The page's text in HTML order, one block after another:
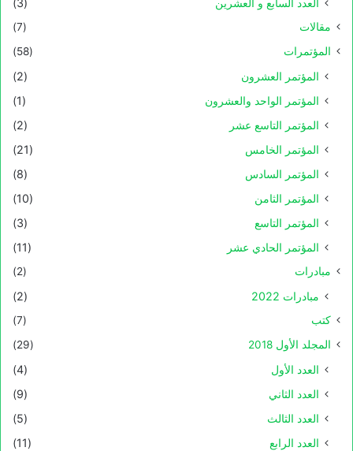
العدد السابع و العشرين (3)
مقالات
(7)
المؤتمرات
(58)
المؤتمر العشرون
(2)
المؤتمر الواحد والعشرون
(1)
المؤتمر التاسع عشر
(2)
المؤتمر الخامس
(21)
المؤتمر السادس
(8)
المؤتمر الثامن
(10)
المؤتمر التاسع
(3)
المؤتمر الحادي عشر
(11)
مبادرات (2)
مبادرات 2022 (2)
كتب
(7)
المجلد الأول 2018
(29)
العدد الأول
(4)
العدد الثاني
(9)
العدد الثالث
(5)
العدد الرابع
(11)